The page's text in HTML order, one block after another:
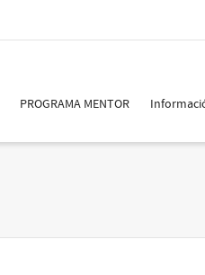
PROGRAMA MENTOR